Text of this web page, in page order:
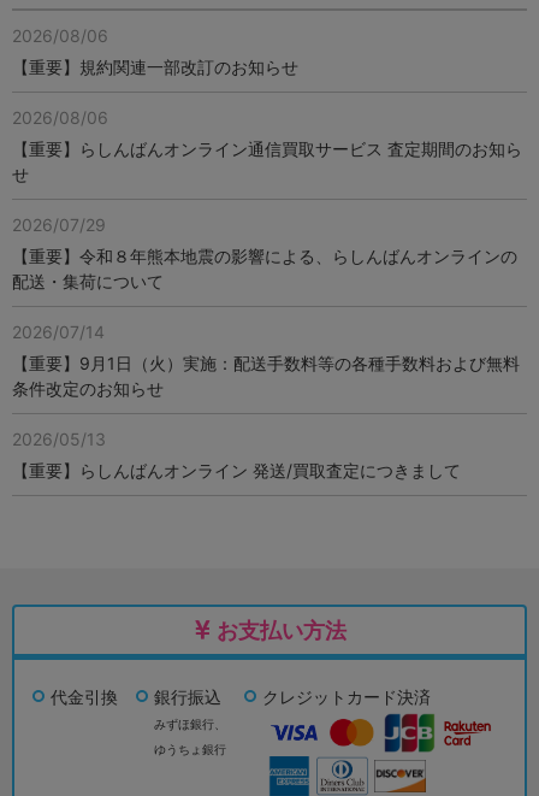
2026/08/06
【重要】規約関連一部改訂のお知らせ
2026/08/06
【重要】らしんばんオンライン通信買取サービス 査定期間のお知ら
せ
2026/07/29
【重要】令和８年熊本地震の影響による、らしんばんオンラインの
配送・集荷について
2026/07/14
【重要】9月1日（火）実施：配送手数料等の各種手数料および無料
条件改定のお知らせ
2026/05/13
【重要】らしんばんオンライン 発送/買取査定につきまして
お支払い方法
代金引換 銀行振込
みずほ銀行、
ゆうちょ銀行
クレジットカード決済